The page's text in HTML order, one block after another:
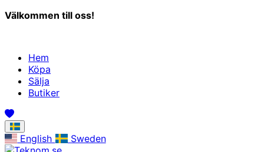
Välkommen till oss!
Hem
Köpa
Sälja
Butiker
English Sweden